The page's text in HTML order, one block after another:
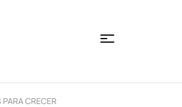
CRECER